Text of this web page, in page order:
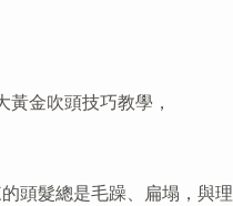
金吹頭技巧教學，
頭髮總是毛躁、扁塌，與理